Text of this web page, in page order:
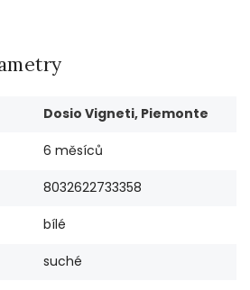
Dosio Vigneti, Piemonte
6 měsíců
8032622733358
bílé
suché